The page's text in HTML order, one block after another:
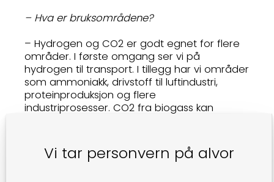
– Hva er bruksområdene?
– Hydrogen og CO2 er godt egnet for flere
områder. I første omgang ser vi på
hydrogen til transport. I tillegg har vi områder
som ammoniakk, drivstoff til luftindustri,
proteinproduksjon og flere
industriprosesser. CO2 fra biogass kan
algeproduksjon, kjøling og flere
industriprosesser hvor den erstatter fossil
Vi tar personvern på alvor